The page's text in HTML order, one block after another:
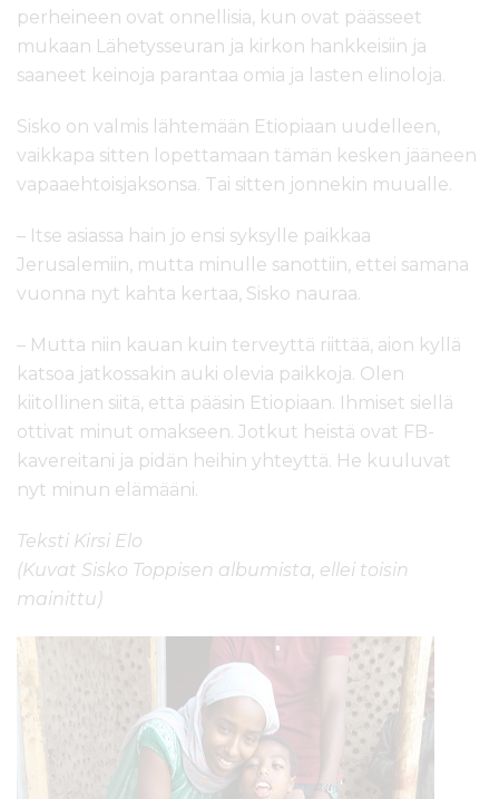
perheineen ovat onnellisia, kun ovat päässeet
mukaan Lähetysseuran ja kirkon hankkeisiin ja
saaneet keinoja parantaa omia ja lasten elinoloja.
Sisko on valmis lähtemään Etiopiaan uudelleen,
vaikkapa sitten lopettamaan tämän kesken jääneen
vapaaehtoisjaksonsa. Tai sitten jonnekin muualle.
– Itse asiassa hain jo ensi syksylle paikkaa
Jerusalemiin, mutta minulle sanottiin, ettei samana
vuonna nyt kahta kertaa, Sisko nauraa.
– Mutta niin kauan kuin terveyttä riittää, aion kyllä
katsoa jatkossakin auki olevia paikkoja. Olen
kiitollinen siitä, että pääsin Etiopiaan. Ihmiset siellä
ottivat minut omakseen. Jotkut heistä ovat FB-
kavereitani ja pidän heihin yhteyttä. He kuuluvat
nyt minun elämääni.
Teksti Kirsi Elo
(Kuvat Sisko Toppisen albumista, ellei toisin
mainittu)